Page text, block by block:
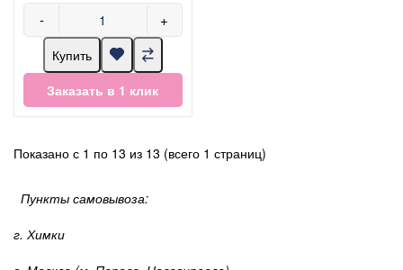
- +
Купить
Заказать в 1 клик
Показано с 1 по 13 из 13 (всего 1 страниц)
Пункты самовывоза:
г. Химки